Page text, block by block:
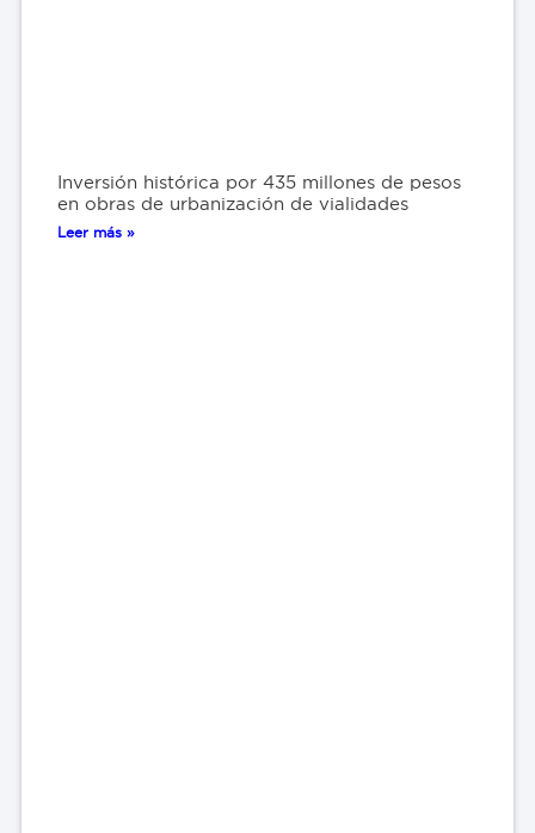
Inversión histórica por 435 millones de pesos
en obras de urbanización de vialidades
Leer más »